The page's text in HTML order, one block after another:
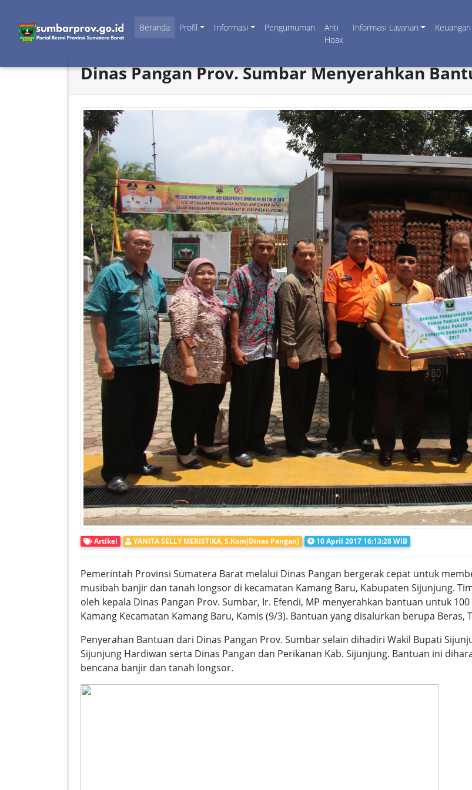
Beranda Profil Informasi Pengumuman
Anti
Hoax
Informasi Layanan
Dinas Pangan Prov. Sumbar Menyerahkan
Artikel YANITA SELLY MERISTIKA, S.Kom(Dinas Pangan) 10 April 2017 16:13:28 WIB
Pemerintah Provinsi Sumatera Barat melalui Dinas Pangan bergerak cepat untuk
musibah banjir dan tanah longsor di kecamatan Kamang Baru, Kabupaten Sijunjung.
oleh kepala Dinas Pangan Prov. Sumbar, Ir. Efendi, MP menyerahkan bantuan untuk
Kamang Kecamatan Kamang Baru, Kamis (9/3). Bantuan yang disalurkan berupa
Penyerahan Bantuan dari Dinas Pangan Prov. Sumbar selain dihadiri Wakil Bupati
Sijunjung Hardiwan serta Dinas Pangan dan Perikanan Kab. Sijunjung. Bantuan ini
bencana banjir dan tanah longsor.